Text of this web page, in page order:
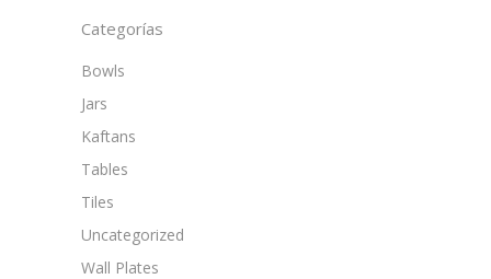
Categorías
Bowls
Jars
Kaftans
Tables
Tiles
Uncategorized
Wall Plates